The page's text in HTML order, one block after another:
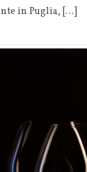
in Puglia, […]